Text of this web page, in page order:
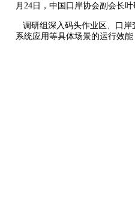
月24日，中国口岸协会副会长
调研组深入码头作业区、口岸
系统应用等具体场景的运行效